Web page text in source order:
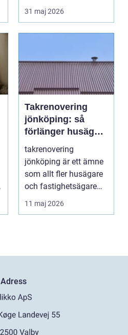
människa och miljö
behö...
31 maj 2026
Takrenovering
jönköping: så
förlänger husägare
livslängden på
sina tak
takrenovering
jönköping är ett ämne
som allt fler husägare
och fastighetsägare
intresserar sig för n...
11 maj 2026
Adress